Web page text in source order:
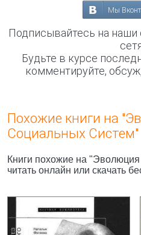
Мы
Подписывайтесь на
Будьте в курсе
комментируйте,
Похожие книги на
Социальных Систем"
Книги похожие на
читать онлайн или скачать